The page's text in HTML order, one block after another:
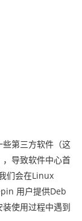
第三方软件（这
导致软件中心首
们会在Linux
用户提供Deb
使用过程中遇到